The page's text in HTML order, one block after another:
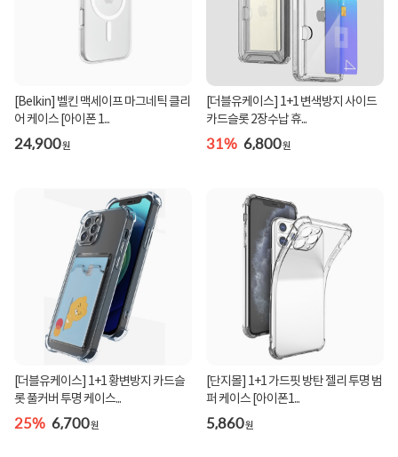
[Belkin] 벨킨 맥세이프 마그네틱 클리
어 케이스 [아이폰 1...
24,900원
[더블유케이스] 1+1 변색방지 사이드
카드슬롯 2장수납 휴...
31% 6,800원
[더블유케이스] 1+1 황변방지 카드슬
롯 풀커버 투명 케이스...
25% 6,700원
[단지몰] 1+1 가드핏 방탄 젤리 투명 범
퍼 케이스 [아이폰1...
5,860원